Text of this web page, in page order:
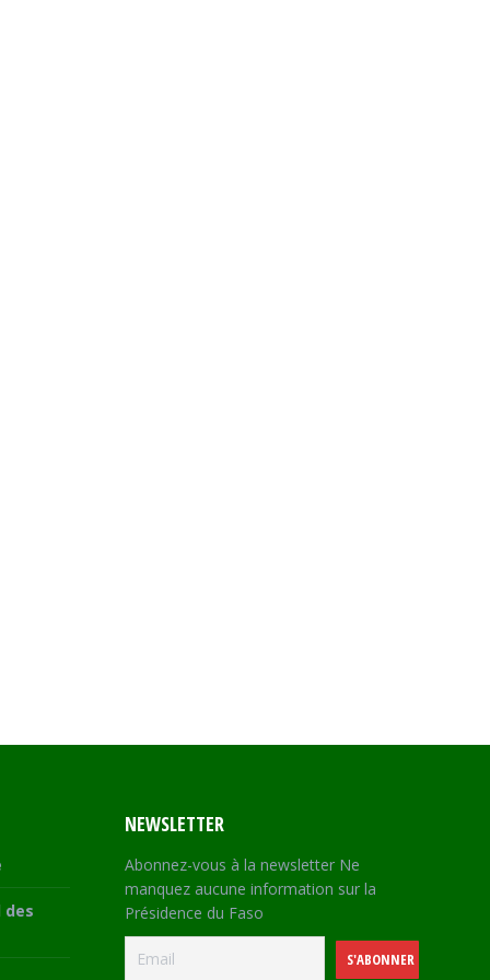
des
NEWSLETTER
Abonnez-vous à la newsletter Ne
manquez aucune information sur la
Présidence du Faso